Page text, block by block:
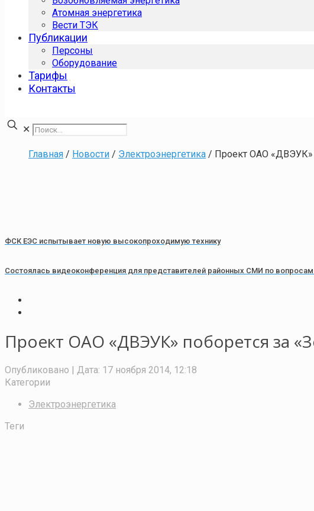
Атомная энергетика
Вести ТЭК
Публикации
Персоны
Оборудование
Тарифы
Контакты
✕
Главная / Новости / Электроэнергетика / Проект ОАО «ДВЭУК»
ФСК ЕЭС испытывает новую высокопроходимую технику
Состоялась видеоконференция для представителей районных СМИ по
Проект ОАО «ДВЭУК» поборется за
Опубликовано | Дата: 17 ноября 2014, 12:18
Категории
Электроэнергетика
Теги